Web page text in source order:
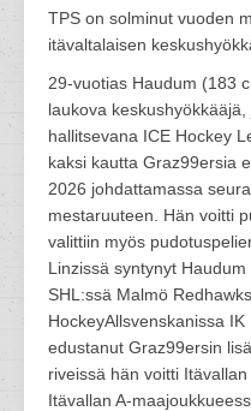
TPS on solminut vuoden
itävaltalaisen
29-vuotias Haudum (183
laukova
hallitsevana ICE Hockey
kaksi kautta Graz99ersia
2026 johdattamassa
mestaruuteen. Hän voitti
valittiin myös
Linzissä syntynyt
SHL:ssä Malmö
HockeyAllsvenskanissa
edustanut Graz99ersin
riveissä hän voitti
Itävallan A-